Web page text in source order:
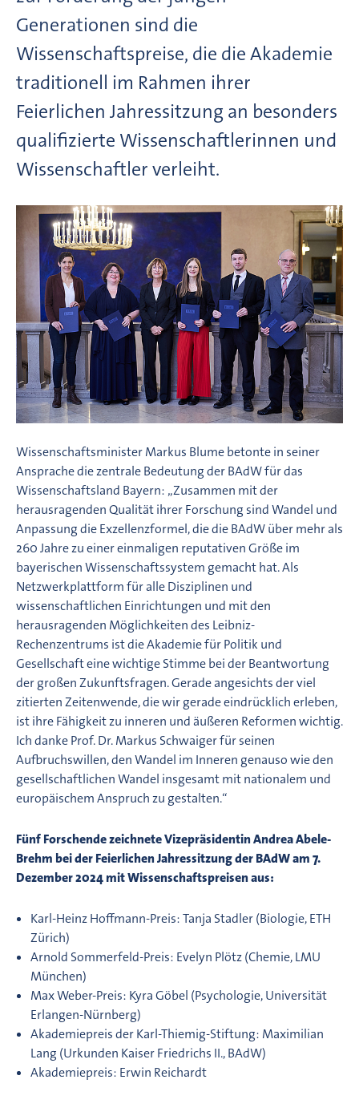
Generationen sind die
Wissenschaftspreise, die die Akademie
traditionell im Rahmen ihrer
Feierlichen Jahressitzung an besonders
qualifizierte Wissenschaftlerinnen und
Wissenschaftler verleiht.
Wissenschaftsminister Markus Blume betonte in seiner
Ansprache die zentrale Bedeutung der BAdW für das
Wissenschaftsland Bayern: „Zusammen mit der
herausragenden Qualität ihrer Forschung sind Wandel und
Anpassung die Exzellenzformel, die die BAdW über mehr als
260 Jahre zu einer einmaligen reputativen Größe im
bayerischen Wissenschaftssystem gemacht hat. Als
Netzwerkplattform für alle Disziplinen und
wissenschaftlichen Einrichtungen und mit den
herausragenden Möglichkeiten des Leibniz-
Rechenzentrums ist die Akademie für Politik und
Gesellschaft eine wichtige Stimme bei der Beantwortung
der großen Zukunftsfragen. Gerade angesichts der viel
zitierten Zeitenwende, die wir gerade eindrücklich erleben,
ist ihre Fähigkeit zu inneren und äußeren Reformen wichtig.
Ich danke Prof. Dr. Markus Schwaiger für seinen
Aufbruchswillen, den Wandel im Inneren genauso wie den
gesellschaftlichen Wandel insgesamt mit nationalem und
europäischem Anspruch zu gestalten.“
Fünf Forschende zeichnete Vizepräsidentin Andrea Abele-
Brehm bei der Feierlichen Jahressitzung der BAdW am 7.
Dezember 2024 mit Wissenschaftspreisen aus:
Karl-Heinz Hoffmann-Preis: Tanja Stadler (Biologie, ETH
Zürich)
Arnold Sommerfeld-Preis: Evelyn Plötz (Chemie, LMU
München)
Max Weber-Preis: Kyra Göbel (Psychologie, Universität
Erlangen-Nürnberg)
Akademiepreis der Karl-Thiemig-Stiftung: Maximilian
Lang (Urkunden Kaiser Friedrichs II., BAdW)
Akademiepreis: Erwin Reichardt